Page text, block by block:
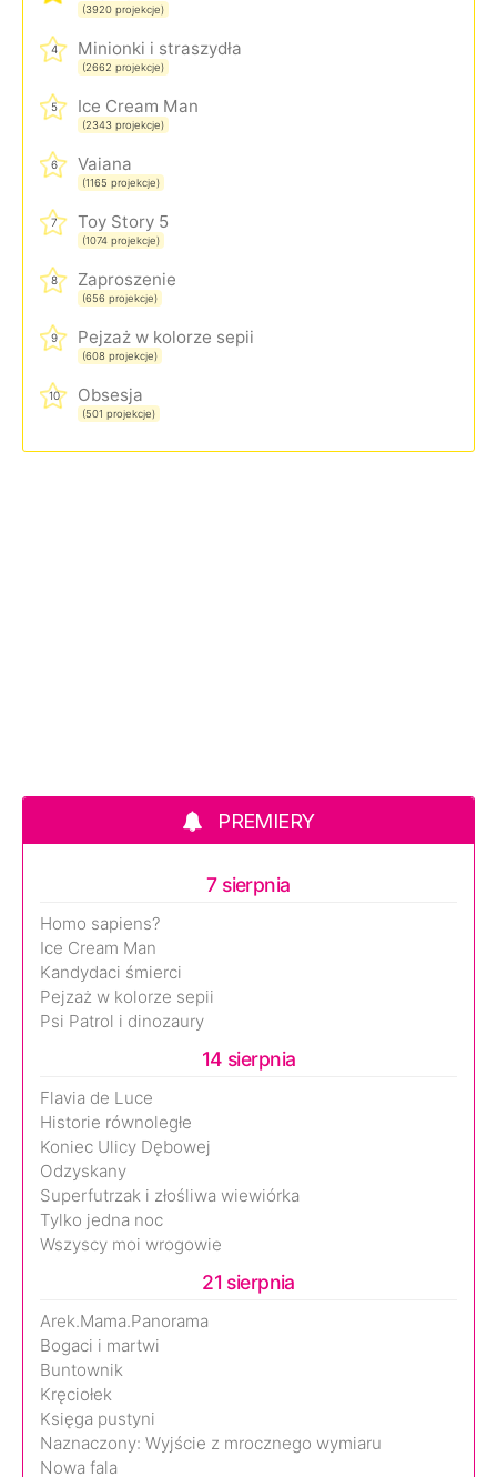
(3920 projekcje)
4 Minionki i straszydła
(2662 projekcje)
5 Ice Cream Man
(2343 projekcje)
6 Vaiana
(1165 projekcje)
7 Toy Story 5
(1074 projekcje)
8 Zaproszenie
(656 projekcje)
9 Pejzaż w kolorze sepii
(608 projekcje)
10 Obsesja
(501 projekcje)
PREMIERY
7 sierpnia
Homo sapiens?
Ice Cream Man
Kandydaci śmierci
Pejzaż w kolorze sepii
Psi Patrol i dinozaury
14 sierpnia
Flavia de Luce
Historie równoległe
Koniec Ulicy Dębowej
Odzyskany
Superfutrzak i złośliwa wiewiórka
Tylko jedna noc
Wszyscy moi wrogowie
21 sierpnia
Arek.Mama.Panorama
Bogaci i martwi
Buntownik
Kręciołek
Księga pustyni
Naznaczony: Wyjście z mrocznego wymiaru
Nowa fala